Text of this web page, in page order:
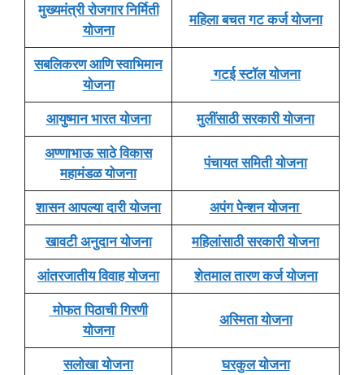
मुख्यमंत्री रोजगार निर्मिती
योजना
महिला बचत गट कर्ज योजना
सबलिकरण आणि स्वाभिमान
योजना
गटई स्टॉल योजना
आयुष्मान भारत योजना मुलींसाठी सरकारी योजना
अण्णाभाऊ साठे विकास
महामंडळ योजना
पंचायत समिती योजना
शासन आपल्या दारी योजना अपंग पेन्शन योजना
खावटी अनुदान योजना महिलांसाठी सरकारी योजना
आंतरजातीय विवाह योजना शेतमाल तारण कर्ज योजना
मोफत पिठाची गिरणी
योजना
अस्मिता योजना
सलोखा योजना घरकुल योजना